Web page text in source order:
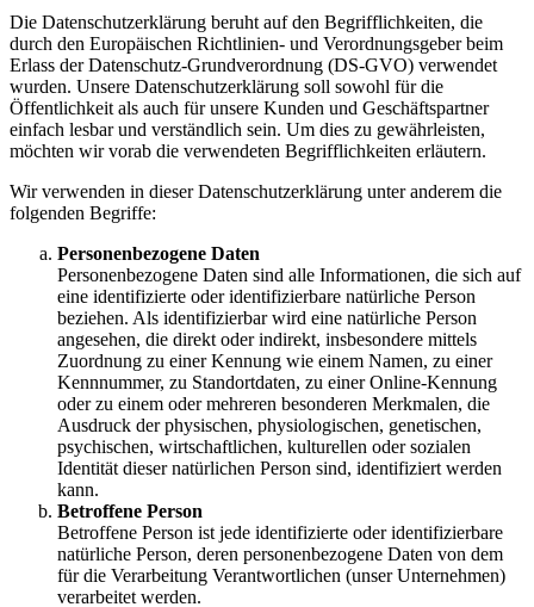
Die Datenschutzerklärung beruht auf den Begrifflichkeiten, die
durch den Europäischen Richtlinien- und Verordnungsgeber beim
Erlass der Datenschutz-Grundverordnung (DS-GVO) verwendet
wurden. Unsere Datenschutzerklärung soll sowohl für die
Öffentlichkeit als auch für unsere Kunden und Geschäftspartner
einfach lesbar und verständlich sein. Um dies zu gewährleisten,
möchten wir vorab die verwendeten Begrifflichkeiten erläutern.
Wir verwenden in dieser Datenschutzerklärung unter anderem die
folgenden Begriffe:
Personenbezogene Daten
Personenbezogene Daten sind alle Informationen, die sich auf
eine identifizierte oder identifizierbare natürliche Person
beziehen. Als identifizierbar wird eine natürliche Person
angesehen, die direkt oder indirekt, insbesondere mittels
Zuordnung zu einer Kennung wie einem Namen, zu einer
Kennnummer, zu Standortdaten, zu einer Online-Kennung
oder zu einem oder mehreren besonderen Merkmalen, die
Ausdruck der physischen, physiologischen, genetischen,
psychischen, wirtschaftlichen, kulturellen oder sozialen
Identität dieser natürlichen Person sind, identifiziert werden
kann.
Betroffene Person
Betroffene Person ist jede identifizierte oder identifizierbare
natürliche Person, deren personenbezogene Daten von dem
für die Verarbeitung Verantwortlichen (unser Unternehmen)
verarbeitet werden.